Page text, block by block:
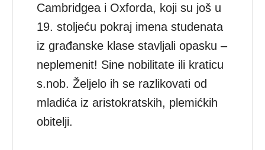
Cambridgea i Oxforda, koji su još u
19. stoljeću pokraj imena studenata
iz građanske klase stavljali opasku –
neplemenit! Sine nobilitate ili kraticu
s.nob. Željelo ih se razlikovati od
mladića iz aristokratskih, plemićkih
obitelji.